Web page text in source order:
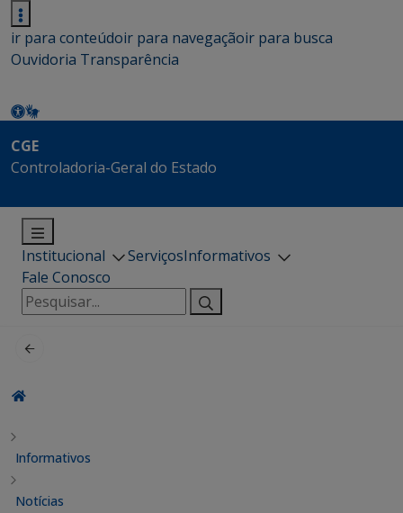
ir para conteúdoir para navegaçãoir para busca
Ouvidoria Transparência
CGE
Controladoria-Geral do Estado
Institucional ServiçosInformativos
Fale Conosco
Pesquisar
por:
Informativos
Notícias